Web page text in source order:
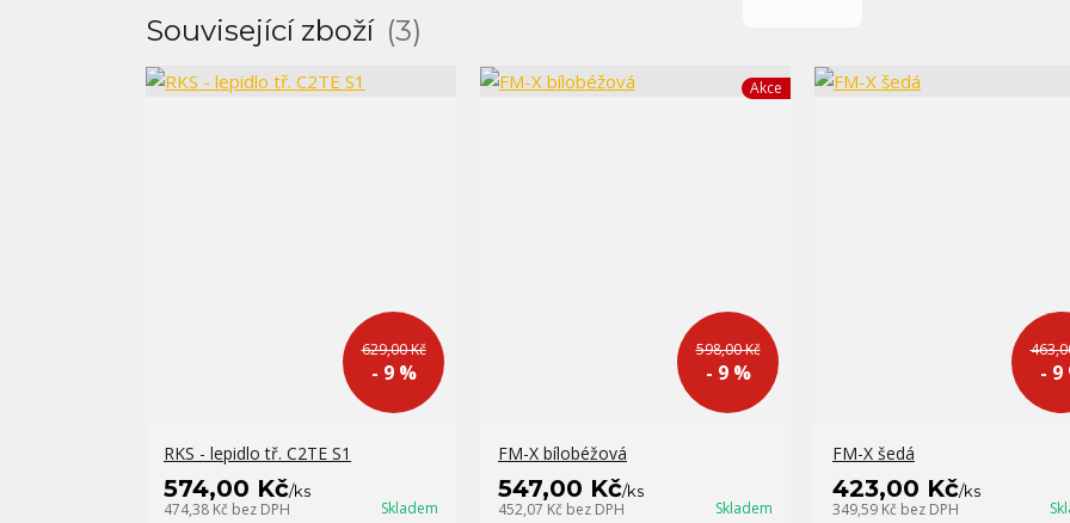
Související zboží 3
629,00 Kč
- 9 %
RKS - lepidlo tř. C2TE S1
574,00 Kč/ks
474,38 Kč bez DPH Skladem
Akce
598,00 Kč
- 9 %
FM-X bílobéžová
547,00 Kč/ks
452,07 Kč bez DPH Skladem
- 9
FM-X šedá
423,00 Kč/ks
349,59 Kč bez DPH